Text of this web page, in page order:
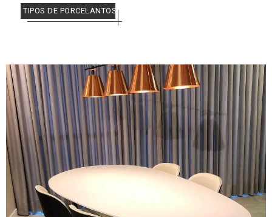
TIPOS DE PORCELANTOS